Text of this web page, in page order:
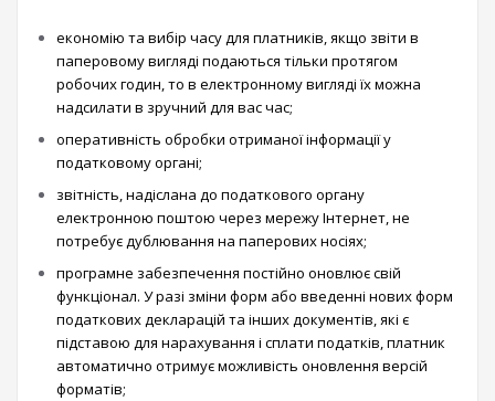
економію та вибір часу для платників, якщо звіти в
паперовому вигляді подаються тільки протягом
робочих годин, то в електронному вигляді їх можна
надсилати в зручний для вас час;
оперативність обробки отриманої інформації у
податковому органі;
звітність, надіслана до податкового органу
електронною поштою через мережу Інтернет, не
потребує дублювання на паперових носіях;
програмне забезпечення постійно оновлює свій
функціонал. У разі зміни форм або введенні нових форм
податкових декларацій та інших документів, які є
підставою для нарахування і сплати податків, платник
автоматично отримує можливість оновлення версій
форматів;